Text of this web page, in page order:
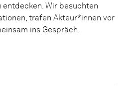
Wir besuchten
trafen Akteur*innen vor
ins Gespräch.